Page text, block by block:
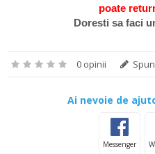
poate
Doresti sa faci
0 opinii
Ai nevoie de
Messenger